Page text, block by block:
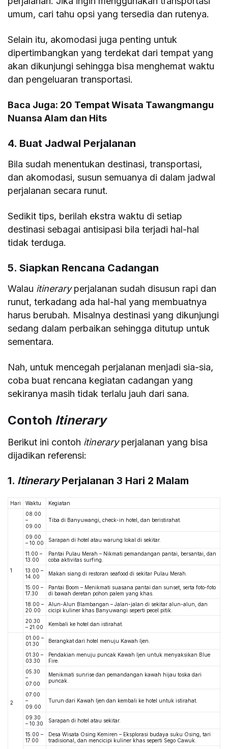
umum, cari tahu opsi yang tersedia dan rutenya.
Selain itu, akomodasi juga penting untuk
dipertimbangkan yang terdekat dari tempat yang
akan dikunjungi sehingga bisa menghemat waktu
dan pengeluaran transportasi.
Baca Juga: 20 Tempat Wisata Tawangmangu
Nuansa Alam dan Hits
4. Buat Jadwal Perjalanan
Bila sudah menentukan destinasi, transportasi,
dan akomodasi, susun semuanya di dalam jadwal
perjalanan secara runut.
Sedikit tips, berilah ekstra waktu di setiap
destinasi sebagai antisipasi bila terjadi hal-hal
tidak terduga.
5. Siapkan Rencana Cadangan
Walau itineraryperjalanan sudah disusun rapi dan
runut, terkadang ada hal-hal yang membuatnya
harus berubah. Misalnya destinasi yang dikunjungi
sedang dalam perbaikan sehingga ditutup untuk
sementara.
Nah, untuk mencegah perjalanan menjadi sia-sia,
coba buat rencana kegiatan cadangan yang
sekiranya masih tidak terlalu jauh dari sana.
Contoh Itinerary
Berikut ini contoh itineraryperjalanan yang bisa
dijadikan referensi:
1. ItineraryPerjalanan 3 Hari 2 Malam
Hari Waktu Kegiatan
1
08.00
–
09.00
Tiba di Banyuwangi, check-in hotel, dan beristirahat.
09.00
– 10.00
Sarapan di hotel atau warung lokal di sekitar.
11.00 –
13.00
Pantai Pulau Merah – Nikmati pemandangan pantai, bersantai, dan
coba aktivitas surfing.
13.00 –
14.00
Makan siang di restoran seafood di sekitar Pulau Merah.
15.00 –
17.30
Pantai Boom – Menikmati suasana pantai dan sunset, serta foto-foto
di bawah deretan pohon palem yang khas.
18.00 –
20.00
Alun-Alun Blambangan – Jalan-jalan di sekitar alun-alun, dan
cicipi kuliner khas Banyuwangi seperti pecel pitik.
20.30
– 21.00
Kembali ke hotel dan istirahat.
2
01.00 –
01.30
Berangkat dari hotel menuju Kawah Ijen.
01.30 –
03.30
Pendakian menuju puncak Kawah Ijen untuk menyaksikan Blue
Fire.
05.30
–
07.00
Menikmati sunrise dan pemandangan kawah hijau toska dari
puncak.
07.00
–
09.00
Turun dari Kawah Ijen dan kembali ke hotel untuk istirahat.
09.30
– 10.30
Sarapan di hotel atau sekitar.
15.00 –
17.00
Desa Wisata Osing Kemiren – Eksplorasi budaya suku Osing, tari
tradisional, dan mencicipi kuliner khas seperti Sego Cawuk.